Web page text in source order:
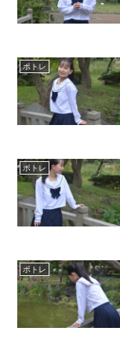
ポトレ
ポトレ
ポトレ